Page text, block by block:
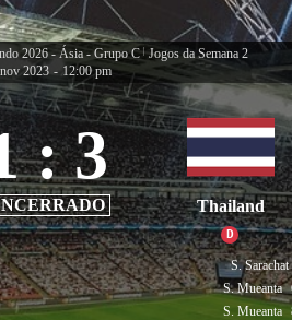
2026 - Ásia - Grupo C | Jogos da Semana 2
2023 - 12:00 pm
: 3
Thailand
D
S. Sarachat
S. Mueanta
S. Mueanta